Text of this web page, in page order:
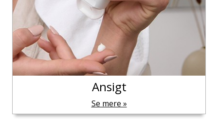
Ansigt
Se mere »